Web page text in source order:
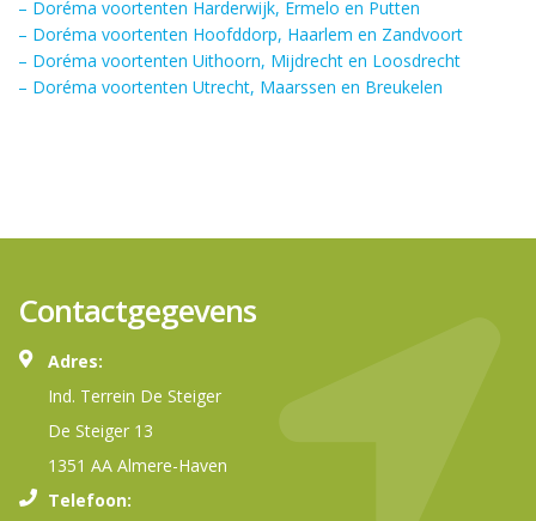
– Doréma voortenten Harderwijk, Ermelo en Putten
– Doréma voortenten Hoofddorp, Haarlem en Zandvoort
– Doréma voortenten Uithoorn, Mijdrecht en Loosdrecht
– Doréma voortenten Utrecht, Maarssen en Breukelen
Contactgegevens
Adres:
Ind. Terrein De Steiger
De Steiger 13
1351 AA Almere-Haven
Telefoon: